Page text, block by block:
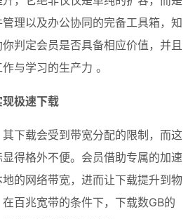
理以及办公协同的完备工具箱，知
判定会员是否具备相应价值，并且
与学习的生产力 。
极速下载
下载会受到带宽分配的限制，而这
得格外不便。会员借助专属的加速
的网络带宽，进而让下载提升到物
百兆宽带的条件下，下载数GB的